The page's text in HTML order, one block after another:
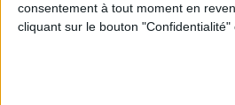
consentement à tout moment en
cliquant sur le bouton "Confidentialité"